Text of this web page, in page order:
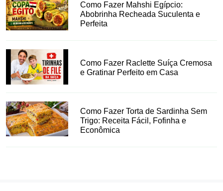
Como Fazer Mahshi Egípcio:
Abobrinha Recheada Suculenta e
Perfeita
Como Fazer Raclette Suíça Cremosa
e Gratinar Perfeito em Casa
Como Fazer Torta de Sardinha Sem
Trigo: Receita Fácil, Fofinha e
Econômica